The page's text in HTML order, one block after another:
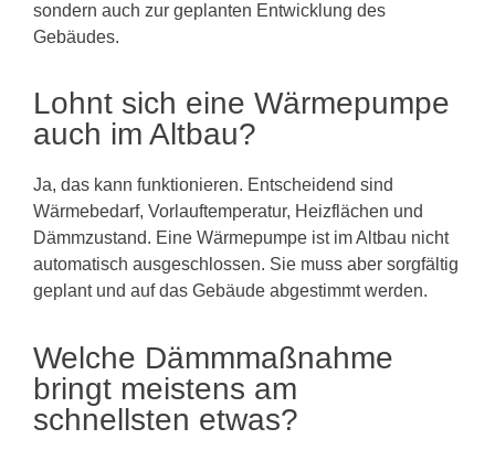
sondern auch zur geplanten Entwicklung des
Gebäudes.
Lohnt sich eine Wärmepumpe
auch im Altbau?
Ja, das kann funktionieren. Entscheidend sind
Wärmebedarf, Vorlauftemperatur, Heizflächen und
Dämmzustand. Eine Wärmepumpe ist im Altbau nicht
automatisch ausgeschlossen. Sie muss aber sorgfältig
geplant und auf das Gebäude abgestimmt werden.
Welche Dämmmaßnahme
bringt meistens am
schnellsten etwas?